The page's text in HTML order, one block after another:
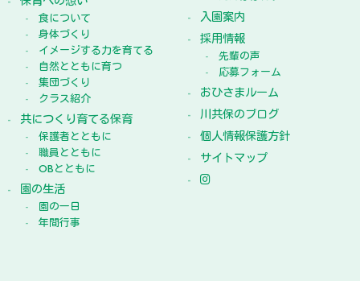
食について
身体づくり
イメージする力を育てる
自然とともに育つ
集団づくり
クラス紹介
共につくり育てる保育
保護者とともに
職員とともに
OBとともに
園の生活
園の一日
年間行事
入園案内
採用情報
先輩の声
応募フォーム
おひさまルーム
川共保のブログ
個人情報保護方針
サイトマップ